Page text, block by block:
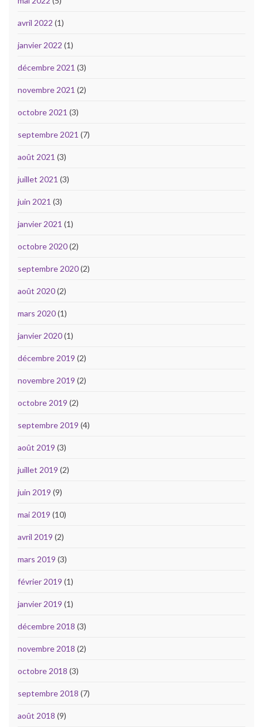
avril 2022 (1)
janvier 2022 (1)
décembre 2021 (3)
novembre 2021 (2)
octobre 2021 (3)
septembre 2021 (7)
août 2021 (3)
juillet 2021 (3)
juin 2021 (3)
janvier 2021 (1)
octobre 2020(2)
septembre 2020(2)
août 2020(2)
mars 2020(1)
janvier 2020(1)
décembre 2019 (2)
novembre 2019 (2)
octobre 2019 (2)
septembre 2019 (4)
août 2019 (3)
juillet 2019 (2)
juin 2019 (9)
mai 2019 (10)
avril 2019 (2)
mars 2019 (3)
février 2019 (1)
janvier 2019 (1)
décembre 2018 (3)
novembre 2018 (2)
octobre 2018 (3)
septembre 2018 (7)
août 2018 (9)